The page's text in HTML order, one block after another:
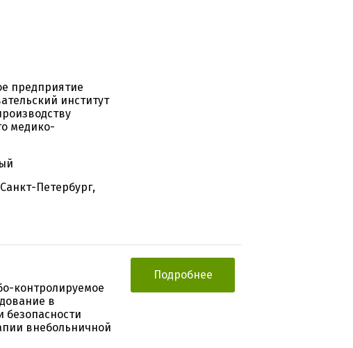
предприятие
институт
медико-
Петербург,
контролируемое
в
безопасности
внебольничной
Подробнее